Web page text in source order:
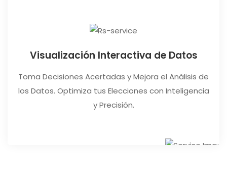
Visualización Interactiva de Datos
Toma Decisiones Acertadas y Mejora el Análisis de
los Datos. Optimiza tus Elecciones con Inteligencia
y Precisión.